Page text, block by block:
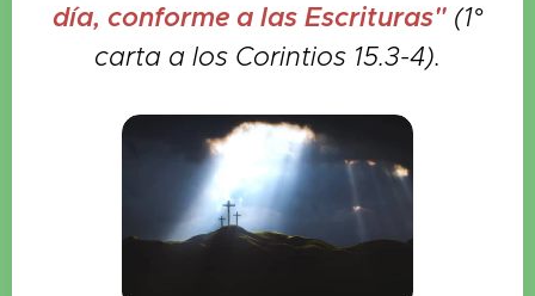
día, conforme a las Escrituras"(1°
carta a los Corintios 15.3-4).